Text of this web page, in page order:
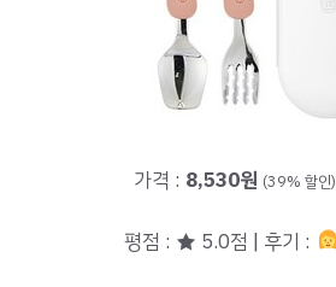
가격 : 8,530원 (39% 할인)
평점 : ★ 5.0점 | 후기 :